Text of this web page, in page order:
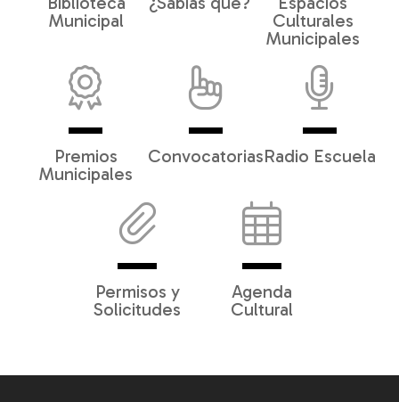
Municipal
Culturales
Municipales
Premios
Municipales
ConvocatoriasRadio Escuela
Permisos y
Solicitudes
Agenda
Cultural